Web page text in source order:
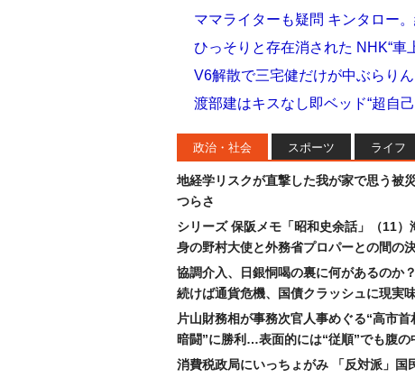
ママライターも疑問 キンタロー
ひっそりと存在消された NHK“車
V6解散で三宅健だけが中ぶらり
渡部建はキスなし即ベッド“超自
政治・社会 スポーツ ライフ
地経学リスクが直撃した我が家で思う被
つらさ
シリーズ 保阪メモ「昭和史余話」（11）
身の野村大使と外務省プロパーとの間の
協調介入、日銀恫喝の裏に何があるのか
続けば通貨危機、国債クラッシュに現実
片山財務相が事務次官人事めぐる“高市首
暗闘”に勝利…表面的には“従順”でも腹の
消費税政局にいっちょがみ 「反対派」国